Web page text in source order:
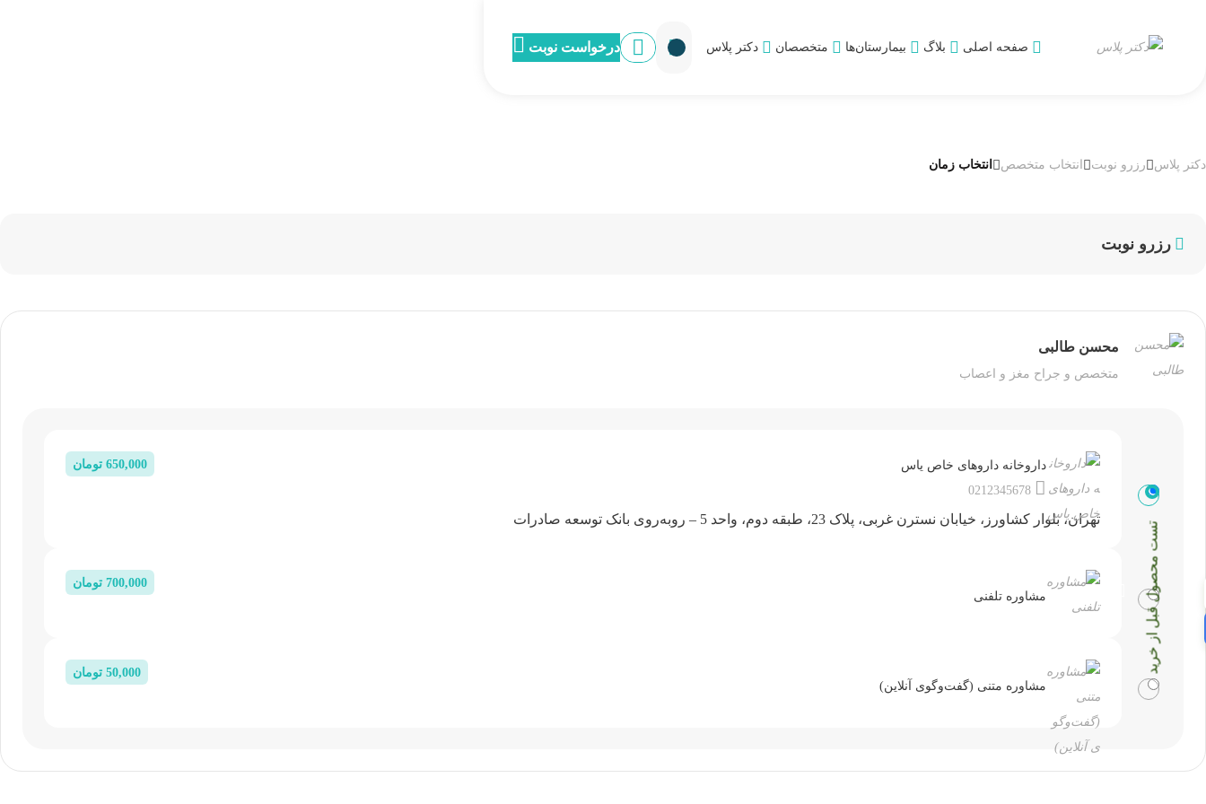
صفحه اصلی بلاگ بیمارستان‌ها متخصصان دکتر پلاس درخواست نوبت
دکتر پلاس رزرو نوبت انتخاب متخصص انتخاب زمان
رزرو نوبت
محسن طالبی
متخصص و جراح مغز و اعصاب
داروخانه داروهای خاص یاس
650,000 تومان
تهران، بلوار کشاورز، خیابان نسترن غربی، پلاک 23، طبقه دوم، واحد 5 – روبه‌روی بانک توسعه صادرات
مشاوره تلفنی
700,000 تومان
مشاوره متنی (گفت‌وگوی آنلاین)
50,000 تومان تست محصول قبل از خرید